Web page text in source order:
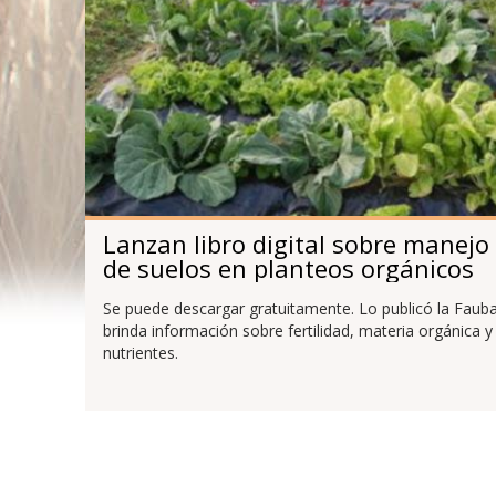
Lanzan libro digital sobre manejo
de suelos en planteos orgánicos
Se puede descargar gratuitamente. Lo publicó la
brinda información sobre fertilidad, materia orgánica y
nutrientes.